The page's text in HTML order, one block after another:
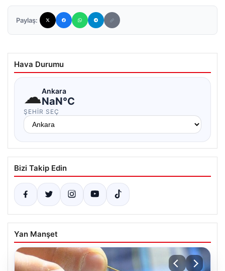
Paylaş:
Hava Durumu
☁Ankara
NaN°C
ŞEHIR SEÇ
Bizi Takip Edin
Yan Manşet